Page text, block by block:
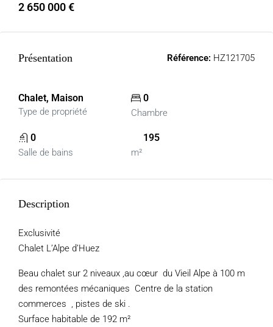
2 650 000 €
Présentation Référence: HZ121705
Chalet, Maison
Type de propriété
0
Chambre
0
Salle de bains
195
m²
Description
Exclusivité
Chalet L’Alpe d’Huez
Beau chalet sur 2 niveaux ,au cœur du Vieil Alpe à 100 m
des remontées mécaniques Centre de la station
commerces , pistes de ski .
Surface habitable de 192 m²